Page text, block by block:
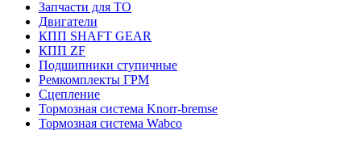
Запчасти для ТО
Двигатели
КПП SHAFT GEAR
КПП ZF
Подшипники ступичные
Ремкомплекты ГРМ
Сцепление
Тормозная система Knorr-bremse
Тормозная система Wabco